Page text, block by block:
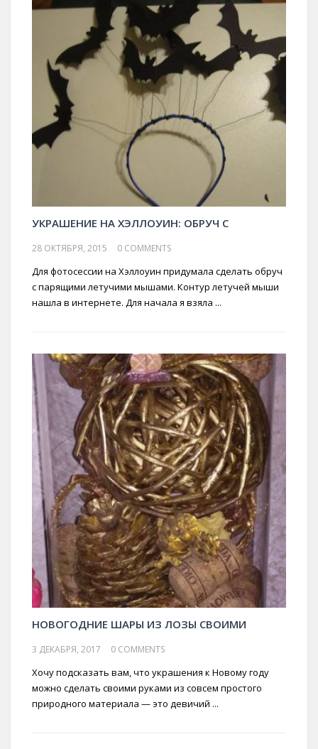
УКРАШЕНИЕ НА ХЭЛЛОУИН: ОБРУЧ С
28 ОКТЯБРЯ, 2015 0 COMMENTS
Для фотосессии на Хэллоуин придумала сделать обруч
с парящими летучими мышами. Контур летучей мыши
нашла в интернете. Для начала я взяла ...
НОВОГОДНИЕ ШАРЫ ИЗ ЛОЗЫ СВОИМИ
3 ДЕКАБРЯ, 2017 0 COMMENTS
Хочу подсказать вам, что украшения к Новому году
можно сделать своими руками из совсем простого
природного материала — это девичий ...